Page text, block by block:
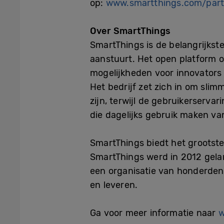
op: www.smartthings.com/
Over SmartThings
SmartThings is de
aanstuurt. Het open platform
mogelijkheden voor
Het bedrijf zet zich in om
zijn, terwijl de
die dagelijks gebruik maken
SmartThings biedt het
SmartThings werd in 2012
een organisatie van
en leveren.
Ga voor meer informatie naar